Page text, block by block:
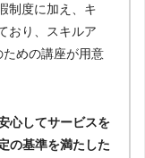
制度に加え、キ
おり、スキルア
めの講座が用意
心してサービスを
の基準を満たした